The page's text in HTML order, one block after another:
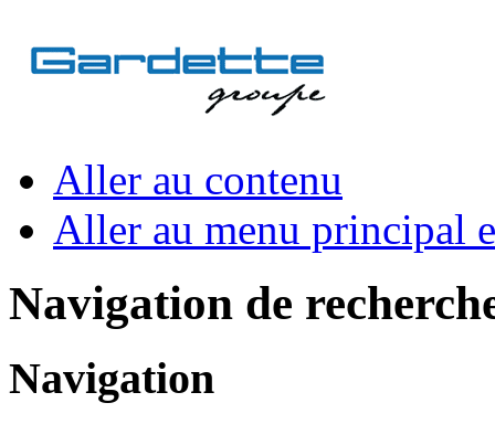
Aller au contenu
Aller au menu principal
Navigation de
Navigation